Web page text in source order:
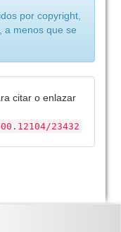
por copyright,
a menos que se
citar o enlazar
23432